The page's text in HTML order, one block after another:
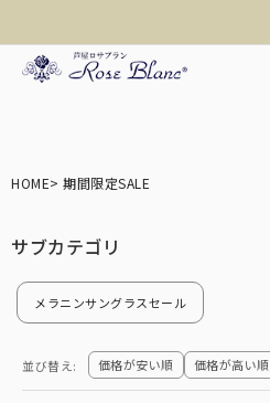
折り畳み日傘
長傘
遮光帽子
HOME 期間限定SALE
メラニンサングラスセール
並び替え 価格が安い順 価格が高い順